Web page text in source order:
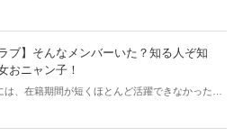
が、同時に、"タレントとしての活躍" が再注目
くの男性を魅了した女性も!? 今回は、そんなグラ
政治家6名をご紹介します。
ブ】そんなメンバーいた？知る人ぞ知
おニャン子！
は、在籍期間が短くほとんど活躍できなかったも
"美少女おニャン子" がいました。それも、強制的